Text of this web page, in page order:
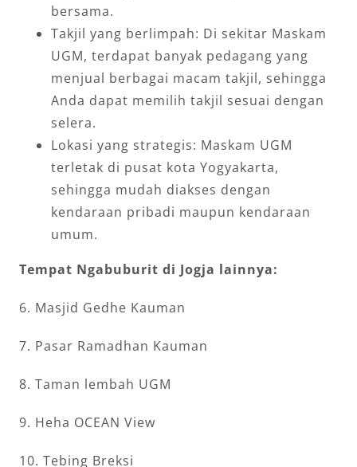
bersama.
Takjil yang berlimpah: Di sekitar Maskam
UGM, terdapat banyak pedagang yang
menjual berbagai macam takjil, sehingga
Anda dapat memilih takjil sesuai dengan
selera.
Lokasi yang strategis: Maskam UGM
terletak di pusat kota Yogyakarta,
sehingga mudah diakses dengan
kendaraan pribadi maupun kendaraan
umum.
Tempat Ngabuburit di Jogja lainnya:
6. Masjid Gedhe Kauman
7. Pasar Ramadhan Kauman
8. Taman lembah UGM
9. Heha OCEAN View
10. Tebing Breksi